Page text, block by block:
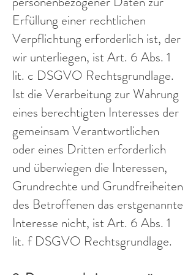
Erfüllung einer rechtlichen
Verpflichtung erforderlich ist, der
wir unterliegen, ist Art. 6 Abs. 1
lit. c DSGVO Rechtsgrundlage.
Ist die Verarbeitung zur Wahrung
eines berechtigten Interesses der
gemeinsam Verantwortlichen
oder eines Dritten erforderlich
und überwiegen die Interessen,
Grundrechte und Grundfreiheiten
des Betroffenen das erstgenannte
Interesse nicht, ist Art. 6 Abs. 1
lit. f DSGVO Rechtsgrundlage.